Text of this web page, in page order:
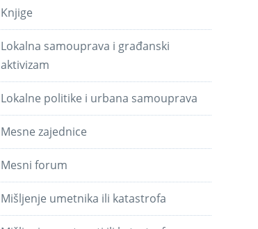
Knjige
Lokalna samouprava i građanski
aktivizam
Lokalne politike i urbana samouprava
Mesne zajednice
Mesni forum
Mišljenje umetnika ili katastrofa